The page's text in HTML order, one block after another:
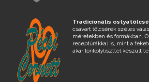
Tradícionális
csavart tölcsérek széles
méretekben és formákban.
receptúrákkal is, mint a
akár tönkölyliszttel készült